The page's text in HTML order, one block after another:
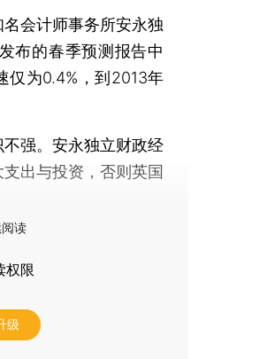
会计师事务所安永独
布的春季预测报告中
仅为0.4%，到2013年
强。安永独立财政经
出与投资，否则英国
读
权限
级